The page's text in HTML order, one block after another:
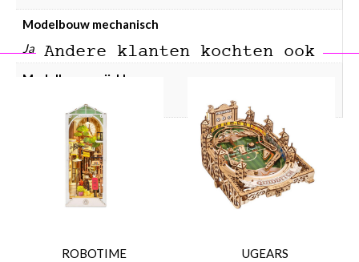
Modelbouw mechanisch
Ja
Modelbouw prijsklasse
Modelbouw € 25 – € 50
Andere klanten kochten ook
ROBOTIME UGEARS